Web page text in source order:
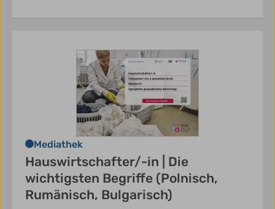
Mediathek
Hauswirtschafter/-in | Die
wichtigsten Begriffe (Polnisch,
Rumänisch, Bulgarisch)